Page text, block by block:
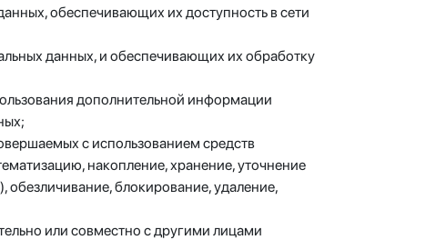
обеспечивающих их доступность в сети
данных, и обеспечивающих их обработку
дополнительной информации
с использованием средств
накопление, хранение, уточнение
обезличивание, блокирование, удаление,
или совместно с другими лицами